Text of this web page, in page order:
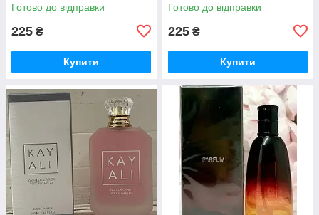
Готово до відправки
225 ₴
Купити
Готово до відправки
225 ₴
Купити